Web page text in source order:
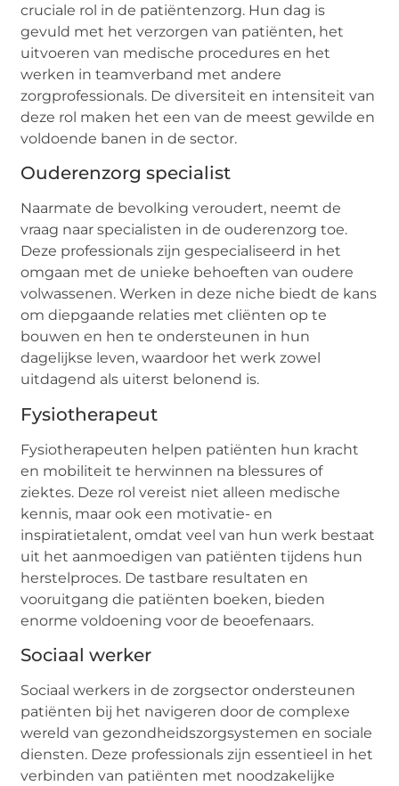
cruciale rol in de patiëntenzorg. Hun dag is
gevuld met het verzorgen van patiënten, het
uitvoeren van medische procedures en het
werken in teamverband met andere
zorgprofessionals. De diversiteit en intensiteit van
deze rol maken het een van de meest gewilde en
voldoende banen in de sector.
Ouderenzorg specialist
Naarmate de bevolking veroudert, neemt de
vraag naar specialisten in de ouderenzorg toe.
Deze professionals zijn gespecialiseerd in het
omgaan met de unieke behoeften van oudere
volwassenen. Werken in deze niche biedt de kans
om diepgaande relaties met cliënten op te
bouwen en hen te ondersteunen in hun
dagelijkse leven, waardoor het werk zowel
uitdagend als uiterst belonend is.
Fysiotherapeut
Fysiotherapeuten helpen patiënten hun kracht
en mobiliteit te herwinnen na blessures of
ziektes. Deze rol vereist niet alleen medische
kennis, maar ook een motivatie- en
inspiratietalent, omdat veel van hun werk bestaat
uit het aanmoedigen van patiënten tijdens hun
herstelproces. De tastbare resultaten en
vooruitgang die patiënten boeken, bieden
enorme voldoening voor de beoefenaars.
Sociaal werker
Sociaal werkers in de zorgsector ondersteunen
patiënten bij het navigeren door de complexe
wereld van gezondheidszorgsystemen en sociale
diensten. Deze professionals zijn essentieel in het
verbinden van patiënten met noodzakelijke